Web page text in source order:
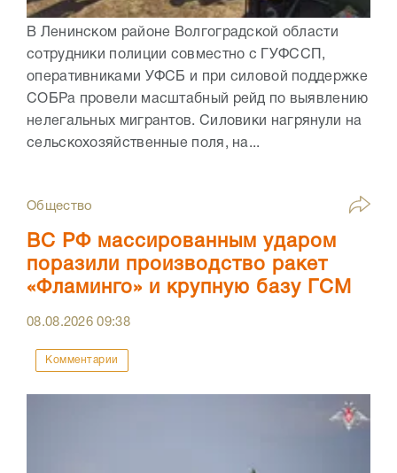
В Ленинском районе Волгоградской области
сотрудники полиции совместно с ГУФССП,
оперативниками УФСБ и при силовой поддержке
СОБРа провели масштабный рейд по выявлению
нелегальных мигрантов. Силовики нагрянули на
сельскохозяйственные поля, на...
Общество
ВС РФ массированным ударом
поразили производство ракет
«Фламинго» и крупную базу ГСМ
08.08.202609:38
Комментарии